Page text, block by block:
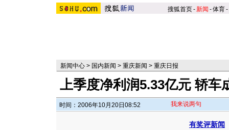
搜狐首页-新闻 -体育-
新闻中心 > 国内新闻 > 重庆新闻 > 重庆日报
上季度净利润5.33亿元 轿车
时间：2006年10月20日08:52 我来说两句
有奖评新闻